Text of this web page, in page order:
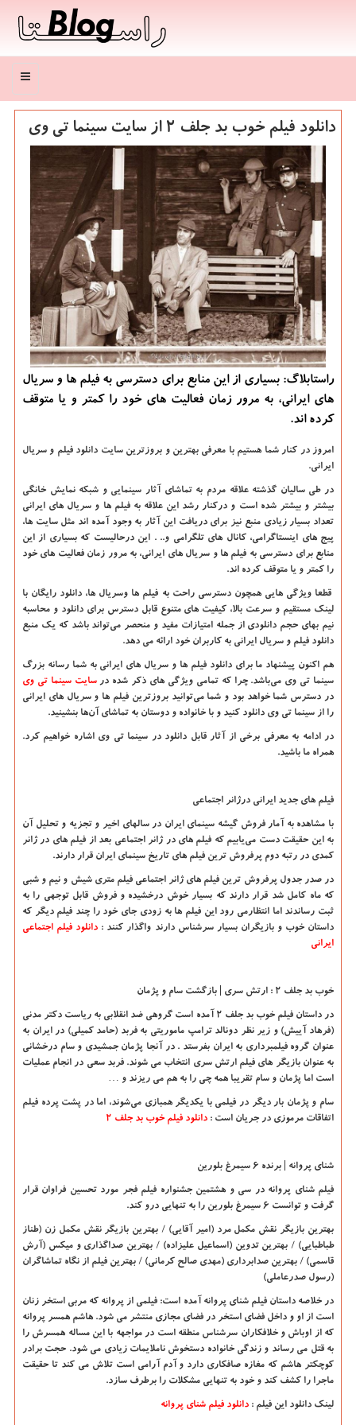
منو
دانلود فیلم خوب بد جلف 2 از سایت سینما تی وی
راستابلاگ: بسیاری از این منابع برای دسترسی به فیلم ها و سریال
های ایرانی، به مرور زمان فعالیت های خود را كمتر و یا متوقف
كرده اند.
امروز در کنار شما هستیم با معرفی بهترین و بروزترین سایت دانلود فیلم و سریال
ایرانی.
در طی سالیان گذشته علاقه مردم به تماشای آثار سینمایی و شبکه نمایش خانگی
بیشتر و بیشتر شده است و درکنار رشد این علاقه به فیلم ها و سریال های ایرانی
تعداد بسیار زیادی منبع نیز برای دریافت این آثار به وجود آمده اند مثل سایت ها،
پیج های اینستاگرامی، کانال های تلگرامی و.. . این درحالیست که بسیاری از این
منابع برای دسترسی به فیلم ها و سریال های ایرانی، به مرور زمان فعالیت های خود
را کمتر و یا متوقف کرده اند.
قطعا ویژگی هایی همچون دسترسی راحت به فیلم ها وسریال ها، دانلود رایگان با
لینک مستقیم و سرعت بالا، کیفیت های متنوع قابل دسترس برای دانلود و محاسبه
نیم بهای حجم دانلودی از جمله امتیازات مفید و منحصر می‌تواند باشد که یک منبع
دانلود فیلم و سریال ایرانی به کاربران خود ارائه می دهد.
هم اکنون پیشنهاد ما برای دانلود فیلم ها و سریال های ایرانی به شمارسانه بزرگ
سینما تی وی می‌باشد. چرا که تمامی ویژگی های ذکر شده درسایت سینما تی وی
در دسترس شما خواهد بود و شما می‌توانید بروزترین فیلم ها و سریال های ایرانی
را از سینما تی وی دانلود کنید و با خانواده و دوستان به تماشای آن‌ها بنشینید.
در ادامه به معرفی برخی از آثار قابل دانلود در سینما تی وی اشاره خواهیم کرد.
همراه ما باشید.
فیلم های جدید ایرانی درژانر اجتماعی
با مشاهده به آمار فروش گیشه سینمای ایران در سالهای اخیر و تجزیه و تحلیل آن
به این حقیقت دست می‌یابیم که فیلم های در ژانر اجتماعی بعد از فیلم های در ژانر
کمدی در رتبه دوم پرفروش ترین فیلم های تاریخ سینمای ایران قرار دارند.
در صدر جدول پرفروش ترین فیلم های ژانر اجتماعی فیلم متری شیش و نیم و شبی
که ماه کامل شد قرار دارند که بسیار خوش درخشیده و فروش قابل توجهی را به
ثبت رساندند اما انتظارمی رود این فیلم ها به زودی جای خود را چند فیلم دیگر که
داستان خوب و بازیگران بسیار سرشناس دارند واگذار کنند : دانلود فیلم اجتماعی
ایرانی
خوب بد جلف 2 : ارتش سری | بازگشت سام و پژمان
در داستان فیلم خوب بد جلف 2 آمده است
گروهی ضد انقلابی به ریاست دکتر مدنی
(فرهاد آییش) و زیر نظر دونالد ترامپ ماموریتی به فربد (حامد کمیلی) در ایران به
عنوان گروه فیلمبرداری به ایران بفرستد . در آنجا پژمان جمشیدی و سام درخشانی
به عنوان بازیگر های فیلم ارتش سری انتخاب می شوند. فربد سعی در انجام عملیات
است اما پژمان و سام تقریبا همه چی را به هم می ریزند و …
سام و پژمان بار دیگر در فیلمی با یکدیگر همبازی می‌شوند، اما در پشت پرده فیلم
اتفاقات مرموزی در جریان است : دانلود فیلم خوب بد جلف 2
شنای پروانه | برنده 6 سیمرغ بلورین
فیلم شنای پروانه در سی و هشتمین جشنواره فیلم فجر مورد تحسین فراوان قرار
گرفت و توانست 6 سیمرغ بلورین را به تنهایی درو کند
.
بهترین بازیگر نقش مکمل مرد (امیر آقایی) / بهترین بازیگر نقش مکمل زن (طناز
طباطبایی) / بهترین تدوین (اسماعیل علیزاده) / بهترین صداگذاری و میکس (آرش
قاسمی) / بهترین صدابرداری (مهدی صالح کرمانی) / بهترین فیلم از نگاه تماشاگران
(رسول صدرعاملی)
در خلاصه داستان فیلم شنای پروانه آمده است: فیلمی از پروانه که مربی استخر زنان
است از او و داخل فضای استخر در فضای مجازی منتشر می شود. هاشم همسر پروانه
که از اوباش و خلافکاران سرشناس منطقه است در مواجهه با این مساله همسرش را
به قتل می رساند و زندگی خانواده دستخوش ناملایمات زیادی می شود. حجت برادر
کوچکتر هاشم که مغازه صافکاری دارد و آدم آرامی است تلاش می کند تا حقیقت
ماجرا را کشف کند و خود به تنهایی مشکلات را برطرف سازد.
لینک دانلود این فیلم : دانلود فیلم شنای پروانه